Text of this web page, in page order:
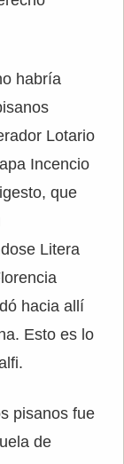
habría
Lotario
Incencio
que
Litera
hacia allí
Esto es lo
pisanos fue
de